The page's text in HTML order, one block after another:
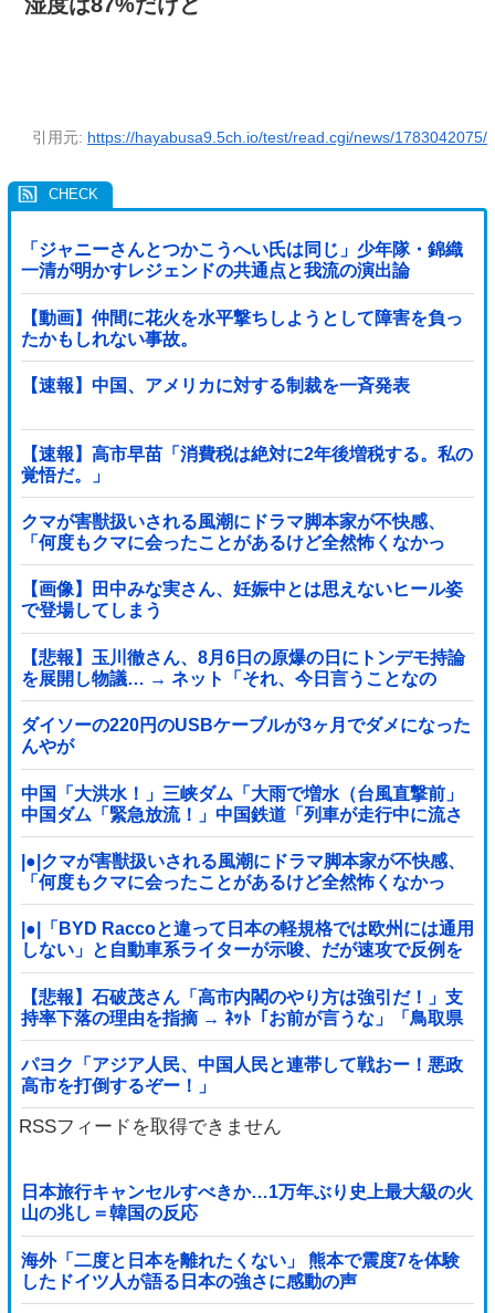
引用元: https://hayabusa9.5ch.io/test/read.cgi/news/1783042075/
「ジャニーさんとつかこうへい氏は同じ」少年隊・錦織
一清が明かすレジェンドの共通点と我流の演出論
【動画】仲間に花火を水平撃ちしようとして障害を負っ
たかもしれない事故。
【速報】中国、アメリカに対する制裁を一斉発表
【速報】高市早苗「消費税は絶対に2年後増税する。私の
覚悟だ。」
クマが害獣扱いされる風潮にドラマ脚本家が不快感、
「何度もクマに会ったことがあるけど全然怖くなかっ
た」と主張しており……他
【画像】田中みな実さん、妊娠中とは思えないヒール姿
で登場してしまう
【悲報】玉川徹さん、8月6日の原爆の日にトンデモ持論
を展開し物議… → ネット「それ、今日言うことなの
か…？」ｗｗｗｗｗｗｗｗｗｗｗｗｗ
ダイソーの220円のUSBケーブルが3ヶ月でダメになった
んやが
中国「大洪水！」三峡ダム「大雨で増水（台風直撃前」
中国ダム「緊急放流！」中国鉄道「列車が走行中に流さ
れる」中国避難所「支援物資は有料です」謎の勢力
「え」→
|●|クマが害獣扱いされる風潮にドラマ脚本家が不快感、
「何度もクマに会ったことがあるけど全然怖くなかっ
た」と主張しており……
|●|「BYD Raccoと違って日本の軽規格では欧州には通用
しない」と自動車系ライターが示唆、だが速攻で反例を
提示されて即落ち二コマ状態に……
【悲報】石破茂さん「高市内閣のやり方は強引だ！」支
持率下落の理由を指摘 → ﾈｯﾄ「お前が言うな」「鳥取県
だけ減税無しで！」 ｗｗｗｗｗｗｗｗｗ...
パヨク「アジア人民、中国人民と連帯して戦おー！悪政
高市を打倒するぞー！」
RSSフィードを取得できません
日本旅行キャンセルすべきか…1万年ぶり史上最大級の火
山の兆し＝韓国の反応
海外「二度と日本を離れたくない」 熊本で震度7を体験
したドイツ人が語る日本の強さに感動の声